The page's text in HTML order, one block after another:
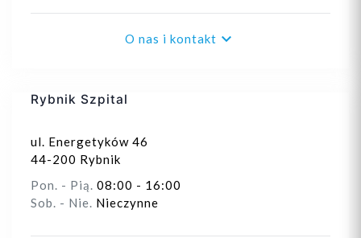
O nas i kontakt 
Rybnik Szpital
ul. Energetyków 46
44-200 Rybnik
Pon. - Pią. 08:00 - 16:00
Sob. - Nie. Nieczynne